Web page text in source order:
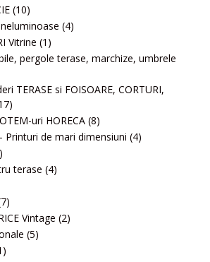
(10)
(4)
Vitrine (1)
pergole terase, marchize, umbrele
TERASE si FOISOARE, CORTURI,
uri HORECA (8)
Printuri de mari dimensiuni (4)
terase (4)
Vintage (2)
(5)